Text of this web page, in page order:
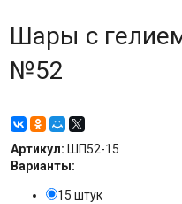
Шары с
№52
Артикул: ШП52-15
Варианты:
15 штук